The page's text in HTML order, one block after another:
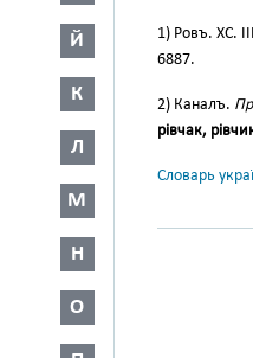
Й
К
Л
М
Н
О
1) Ровъ. ХС.
6887.
2) Каналъ.
рівчак,
Словарь